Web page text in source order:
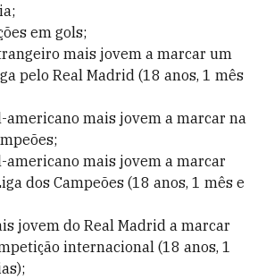
em gols;
mais jovem a marcar um
pelo Real Madrid (18 anos, 1 mês
americano mais jovem a marcar na
americano mais jovem a marcar
dos Campeões (18 anos, 1 mês e
jovem do Real Madrid a marcar
internacional (18 anos, 1